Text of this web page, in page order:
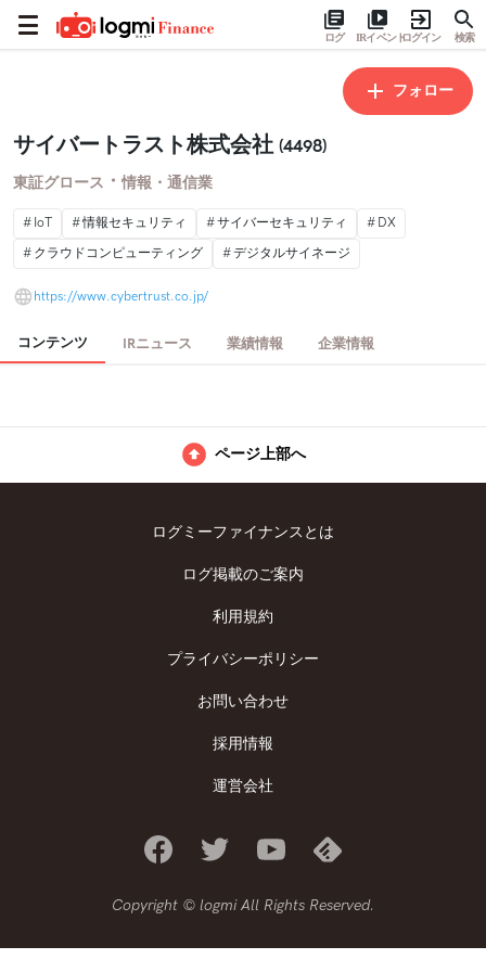
ログ IRイベントログイン 検索
フォロー
サイバートラスト株式会社 (4498)
東証グロース ・ 情報・通信業
IoT 情報セキュリティ サイバーセキュリティ
DX
クラウドコンピューティング
デジタルサイネージ
https://www.cybertrust.co.jp/
コンテンツ IRニュース 業績情報 企業情報
ページ上部へ
ログミーファイナンスとは
ログ掲載のご案内
利用規約
プライバシーポリシー
お問い合わせ
採用情報
運営会社
Copyright © logmi All Rights Reserved.